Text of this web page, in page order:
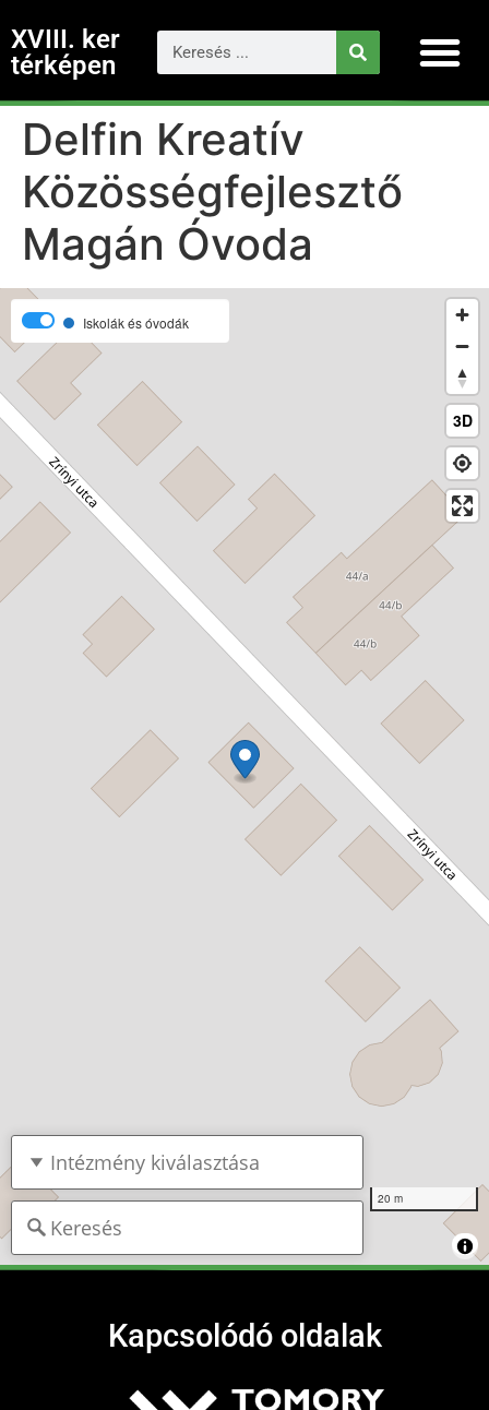
XVIII. ker
térképen
Delfin Kreatív
Közösségfejlesztő
Magán Óvoda
Iskolák és óvodák
20 m
Kapcsolódó oldalak